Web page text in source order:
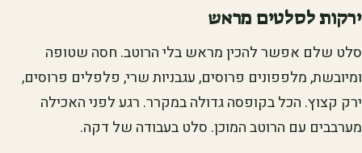
ירקות לסלטים מראש
סלט שלם אפשר להכין מראש בלי הרוטב. חסה שטופה
ומיובשת, מלפפונים פרוסים, עגבניות שרי, פלפלים פרוסים,
ירק קצוץ. הכל בקופסה גדולה במקרר. רגע לפני האכילה
מערבבים עם הרוטב המוכן. סלט בעבודה של דקה.